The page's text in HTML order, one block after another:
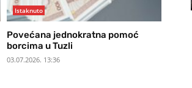
Istaknuto
Povećana jednokratna pomoć
borcima u Tuzli
03.07.2026. 13:36